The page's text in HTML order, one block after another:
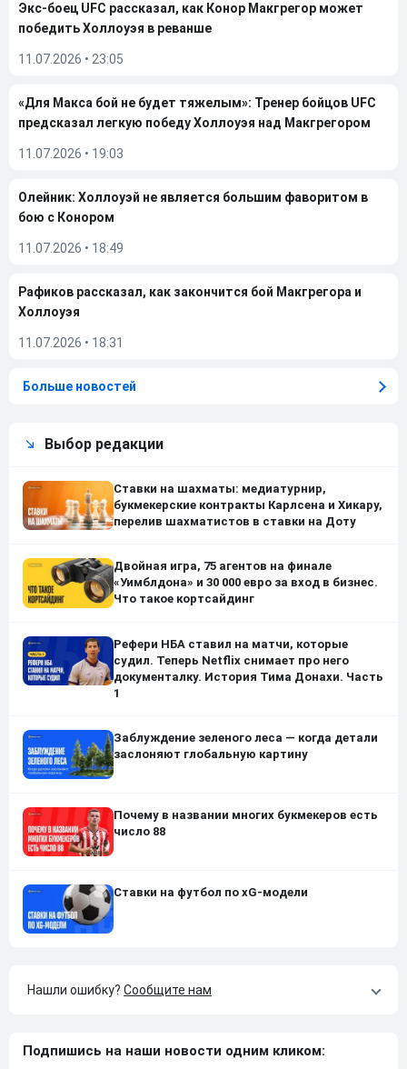
Экс-боец UFC рассказал, как Конор Макгрегор может
победить Холлоуэя в реванше
11.07.2026 • 23:05
«Для Макса бой не будет тяжелым»: Тренер бойцов UFC
предсказал легкую победу Холлоуэя над Макгрегором
11.07.2026 • 19:03
Олейник: Холлоуэй не является большим фаворитом в
бою с Конором
11.07.2026 • 18:49
Рафиков рассказал, как закончится бой Макгрегора и
Холлоуэя
11.07.2026 • 18:31
Больше новостей
Выбор редакции
Ставки на шахматы: медиатурнир,
букмекерские контракты Карлсена и Хикару,
перелив шахматистов в ставки на Доту
Двойная игра, 75 агентов на финале
«Уимблдона» и 30 000 евро за вход в бизнес.
Что такое кортсайдинг
Рефери НБА ставил на матчи, которые
судил. Теперь Netflix снимает про него
документалку. История Тима Донахи. Часть
1
Заблуждение зеленого леса — когда детали
заслоняют глобальную картину
Почему в названии многих букмекеров есть
число 88
Ставки на футбол по xG-модели
Нашли ошибку? Сообщите нам
Подпишись на наши новости одним кликом: